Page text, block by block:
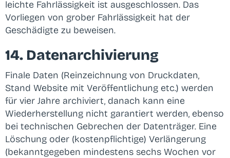
leichte Fahrlässigkeit ist ausgeschlossen. Das
Vorliegen von grober Fahrlässigkeit hat der
Geschädigte zu beweisen.
14. Datenarchivierung
Finale Daten (Reinzeichnung von Druckdaten,
Stand Website mit Veröffentlichung etc.) werden
für vier Jahre archiviert, danach kann eine
Wiederherstellung nicht garantiert werden, ebenso
bei technischen Gebrechen der Datenträger. Eine
Löschung oder (kostenpflichtige) Verlängerung
(bekanntgegeben mindestens sechs Wochen vor